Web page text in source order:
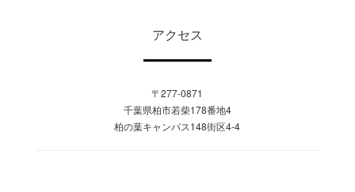
アクセス
〒277-0871
千葉県柏市若柴178番地4
柏の葉キャンパス148街区4-4